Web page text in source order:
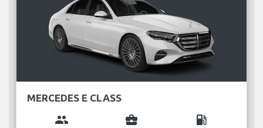
MERCEDES E CLASS
group business_center local_gas_station